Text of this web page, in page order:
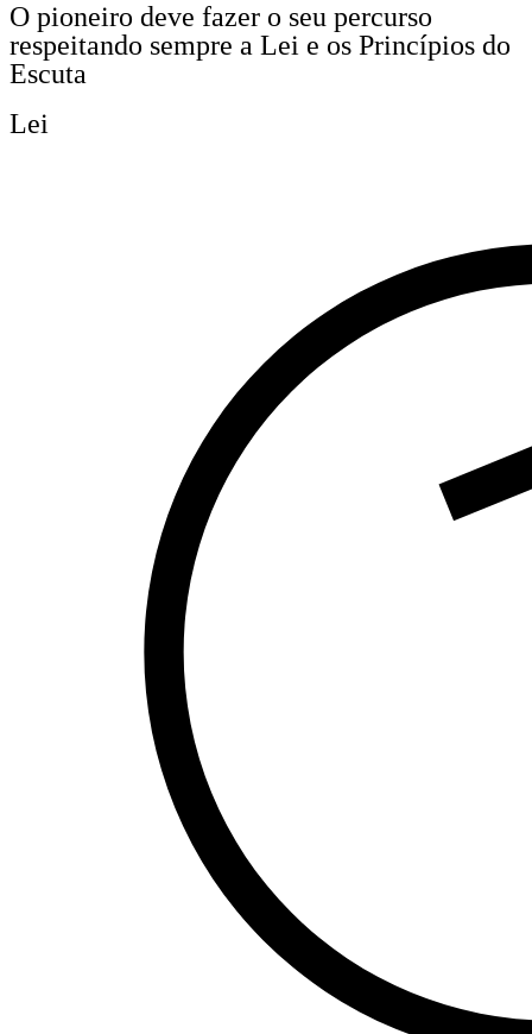
O pioneiro deve fazer o seu percurso
respeitando sempre a Lei e os Princípios do
Escuta
Lei